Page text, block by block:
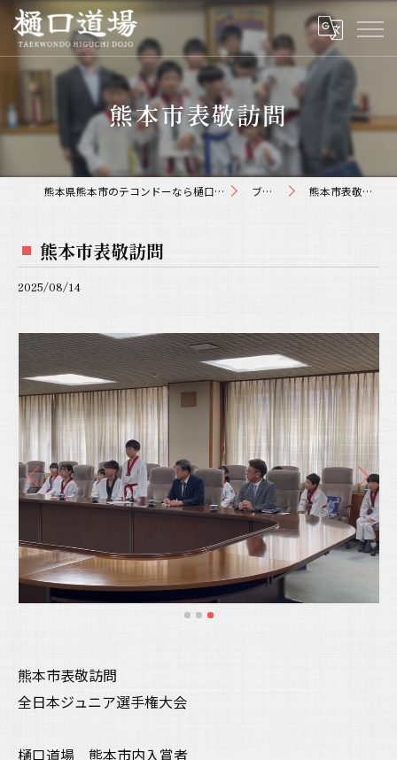
熊本市表敬訪問
熊本県熊本市のテコンドーなら樋口道場 ブログ 熊本市表敬訪問
熊本市表敬訪問
2025/08/14
熊本市表敬訪問
全日本ジュニア選手権大会
樋口道場 熊本市内入賞者